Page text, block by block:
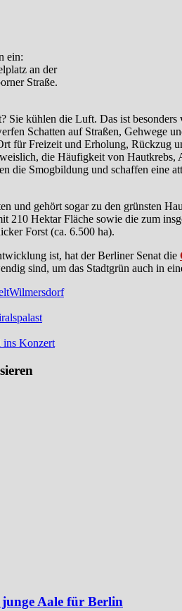
ein:
an der
Straße.
Sie kühlen die Luft. Das ist
Schatten auf Straßen, Gehwege
für Freizeit und Erholung, Rückzug
die Häufigkeit von
die Smogbildung und schaffen eine
und gehört sogar zu den grünsten
210 Hektar Fläche sowie die zum
Forst (ca. 6.500 ha).
ist, hat der Berliner Senat die
sind, um das Stadtgrün auch in
Wilmersdorf
Konzert
Aale für Berlin